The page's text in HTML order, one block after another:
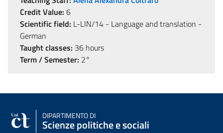
Credit Value: 6
Scientific field: L-LIN/14 - Language and translation -
German
Taught classes: 36 hours
Term / Semester: 2°
DIPARTIMENTO DI
Scienze politiche e sociali